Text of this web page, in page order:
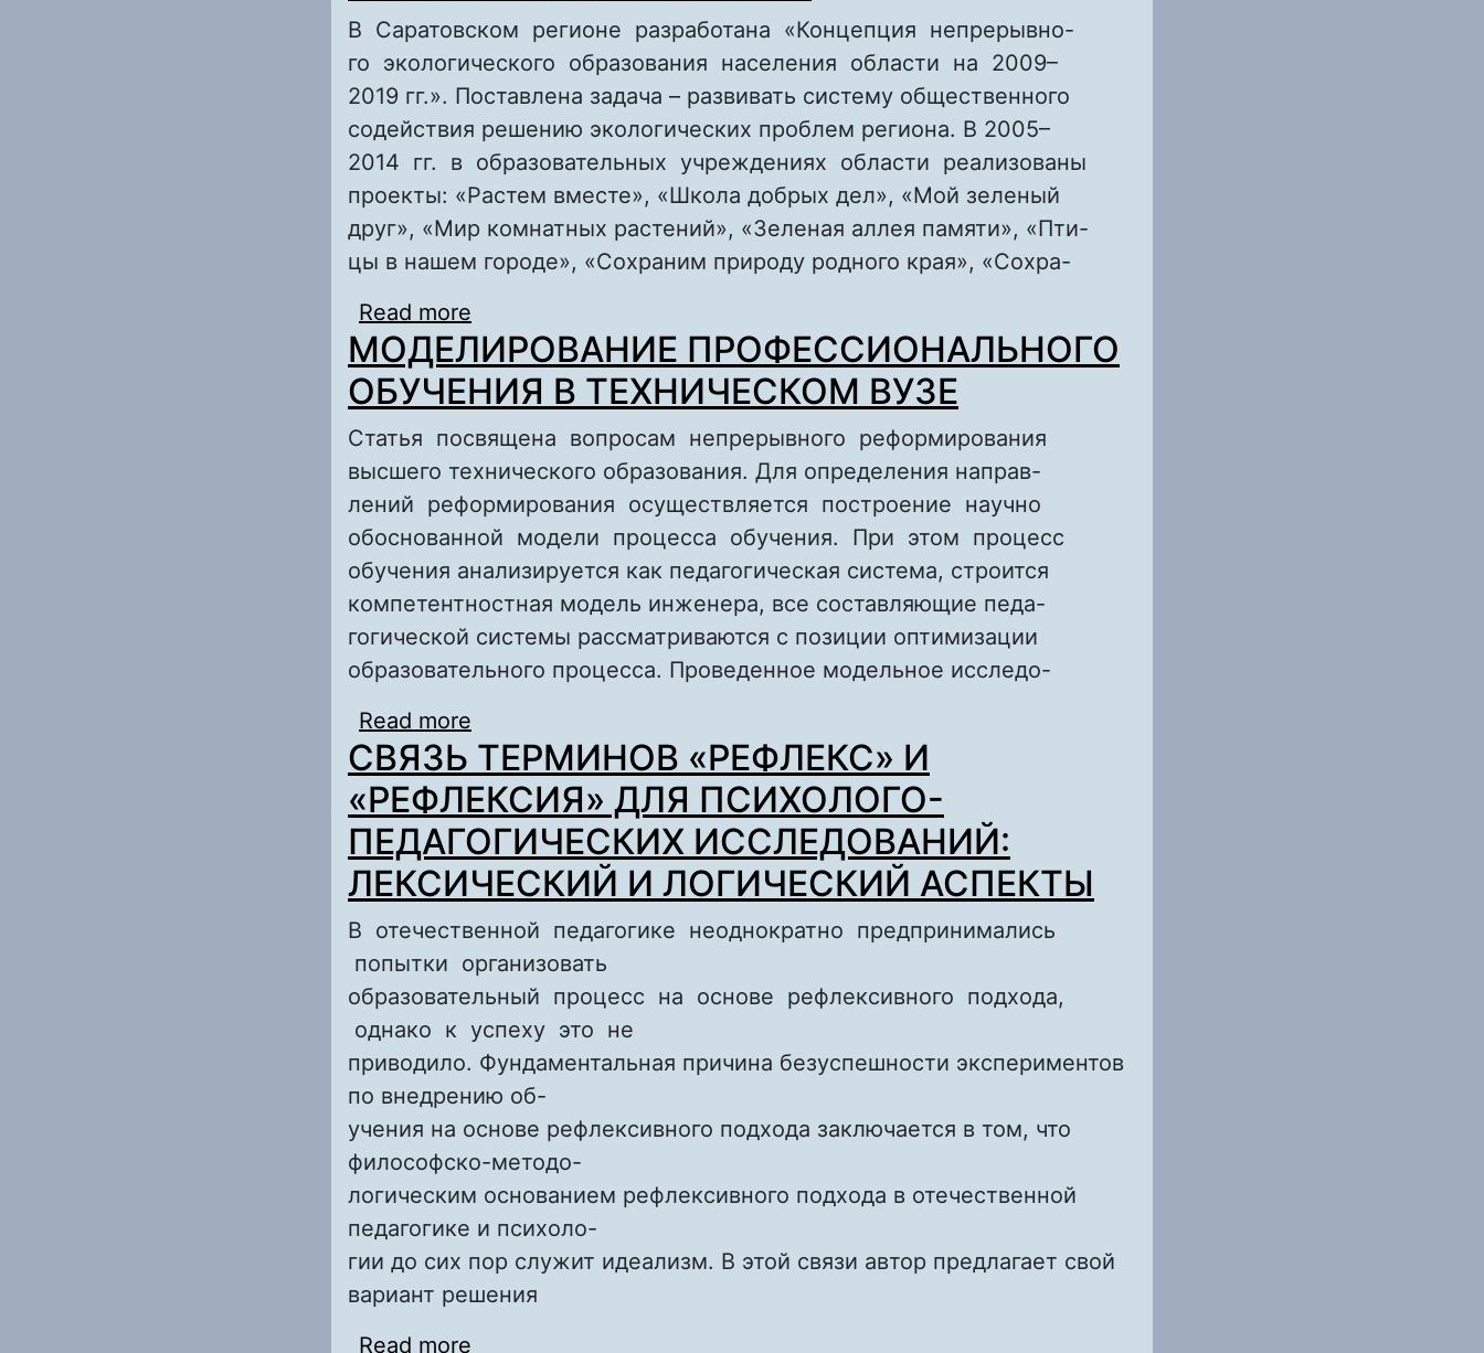
В Саратовском регионе разработана «Концепция непрерывно-
го экологического образования населения области на 2009–
2019 гг.». Поставлена задача – развивать систему общественного
содействия решению экологических проблем региона. В 2005–
2014 гг. в образовательных учреждениях области реализованы
проекты: «Растем вместе», «Школа добрых дел», «Мой зеленый
друг», «Мир комнатных растений», «Зеленая аллея памяти», «Пти-
цы в нашем городе», «Сохраним природу родного края», «Сохра-
Read more
ДЕЯТЕЛЬНОСТИ В СИСТЕМЕ ОБРАЗОВАТЕЛЬНОГО
ПРОСТРАНСТВА САРАТОВСКОГО РЕГИОНА
МОДЕЛИРОВАНИЕ ПРОФЕССИОНАЛЬНОГО
ОБУЧЕНИЯ В ТЕХНИЧЕСКОМ ВУЗЕ
Статья посвящена вопросам непрерывного реформирования
высшего технического образования. Для определения направ-
лений реформирования осуществляется построение научно
обоснованной модели процесса обучения. При этом процесс
обучения анализируется как педагогическая система, строится
компетентностная модель инженера, все составляющие педа-
гогической системы рассматриваются с позиции оптимизации
образовательного процесса. Проведенное модельное исследо-
Read more
В ТЕХНИЧЕСКОМ ВУЗЕ
СВЯЗЬ ТЕРМИНОВ «РЕФЛЕКС» И
«РЕФЛЕКСИЯ» ДЛЯ ПСИХОЛОГО-
ПЕДАГОГИЧЕСКИХ ИССЛЕДОВАНИЙ:
ЛЕКСИЧЕСКИЙ И ЛОГИЧЕСКИЙ АСПЕКТЫ
В отечественной педагогике неоднократно предпринимались
попытки организовать
образовательный процесс на основе рефлексивного подхода,
однако к успеху это не
приводило. Фундаментальная причина безуспешности экспериментов
по внедрению об-
учения на основе рефлексивного подхода заключается в том, что
философско-методо-
логическим основанием рефлексивного подхода в отечественной
педагогике и психоло-
гии до сих пор служит идеализм. В этой связи автор предлагает свой
вариант решения
Read more